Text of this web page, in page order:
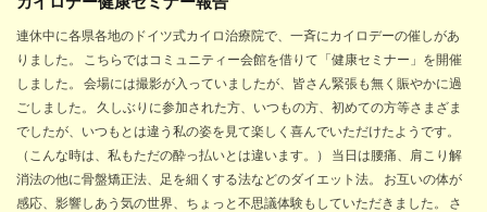
連休中に各県各地のドイツ式カイロ治療院で、一斉にカイロデーの催しがあ
りました。 こちらではコミュニティー会館を借りて「健康セミナー」を開催
しました。 会場には撮影が入っていましたが、皆さん緊張も無く賑やかに過
ごしました。 久しぶりに参加された方、いつもの方、初めての方等さまざま
でしたが、いつもとは違う私の姿を見て楽しく喜んでいただけたようです。
（こんな時は、私もただの酔っ払いとは違います。） 当日は腰痛、肩こり解
消法の他に骨盤矯正法、足を細くする法などのダイエット法。 お互いの体が
感応、影響しあう気の世界、ちょっと不思議体験もしていただきました。 さ